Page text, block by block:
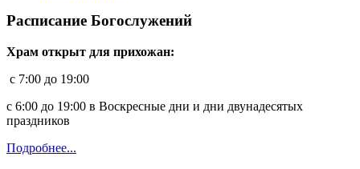
Расписание Богослужений
Храм открыт для прихожан:
c 7:00 до 19:00
с 6:00 до 19:00 в Воскресные дни и дни двунадесятых
праздников
Подробнее...